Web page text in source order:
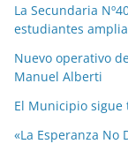
La Secundaria
estudiantes
Nuevo operativo
Manuel Alberti
El Municipio
«La Esperanza No